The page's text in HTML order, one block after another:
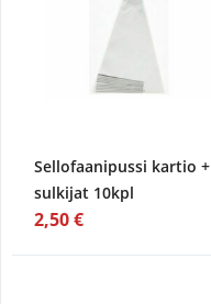
Sellofaanipussi kartio +
sulkijat 10kpl
2,50 €